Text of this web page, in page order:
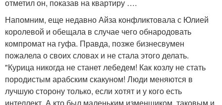
отметил он, показав на квартиру ….
Напомним, еще недавно Айза конфликтовала с Юлией
королевой и обещала в случае чего обнародовать
компромат на гуфа. Правда, позже бизнесвумен
пожалела о своих словах и не стала этого делать.
"Курица никогда не станет лебедем! Как козлу не стать
породистым арабским скакуном! Люди меняются в
лучшую сторону только, если хотят и у кого есть
интеллект. А кто был маленьким изменщиком, таковым и